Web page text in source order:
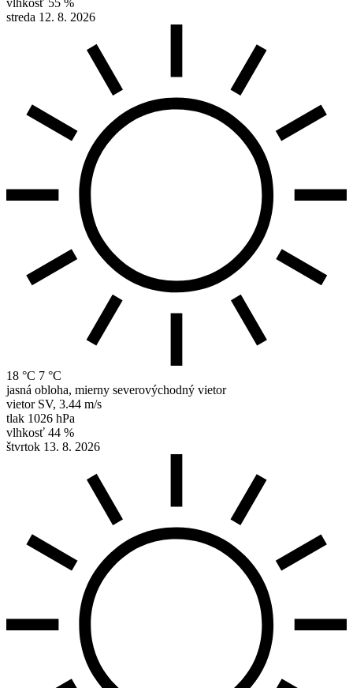
streda 12. 8. 2026
18 °C 7 °C
jasná obloha, mierny severovýchodný vietor
vietor SV, 3.44 m/s
tlak 1026 hPa
vlhkosť 44 %
štvrtok 13. 8. 2026